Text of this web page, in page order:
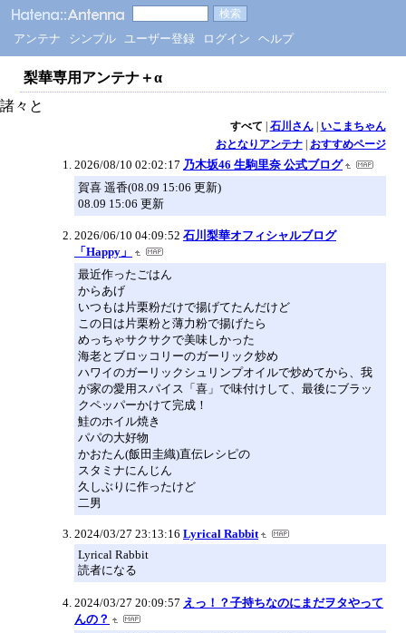
アンテナ シンプル ユーザー登録 ログイン ヘルプ
梨華専用アンテナ＋α
諸々と
すべて | 石川さん| いこまちゃん
おとなりアンテナ| おすすめページ
2026/08/10 02:02:17 乃木坂46 生駒里奈 公式ブログ
賀喜 遥香(08.09 15:06 更新)
08.09 15:06 更新
2026/06/10 04:09:52 石川梨華オフィシャルブログ
「Happy」
最近作ったごはん
からあげ
いつもは片栗粉だけで揚げてたんだけど
この日は片栗粉と薄力粉で揚げたら
めっちゃサクサクで美味しかった
海老とブロッコリーのガーリック炒め
ハワイのガーリックシュリンプオイルで炒めてから、我
が家の愛用スパイス「喜」で味付けして、最後にブラッ
クペッパーかけて完成！
鮭のホイル焼き
パパの大好物
かおたん(飯田圭織)直伝レシピの
スタミナにんじん
久しぶりに作ったけど
二男
2024/03/27 23:13:16 Lyrical Rabbit
Lyrical Rabbit
読者になる
2024/03/27 20:09:57 えっ！？子持ちなのにまだヲタやって
んの？